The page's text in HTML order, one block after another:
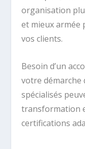
organisation
et mieux armée
vos clients.
Besoin d’un
votre démarche
spécialisés
transformation
certifications